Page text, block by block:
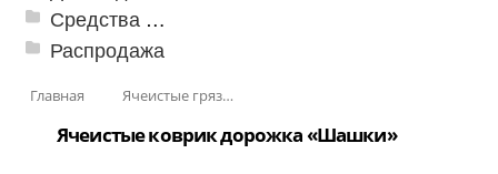
Средства от насекомых и садовых вредителей
Распродажа
Главная Ячеистые грязезащитные покрытия
Ячеистые коврик дорожка «Шашки»